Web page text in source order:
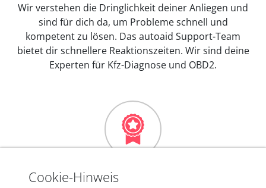
Wir verstehen die Dringlichkeit deiner Anliegen und
sind für dich da, um Probleme schnell und
kompetent zu lösen. Das autoaid Support-Team
bietet dir schnellere Reaktionszeiten. Wir sind deine
Experten für Kfz-Diagnose und OBD2.
Mehr als 10 Jahre Erfahrung
Cookie-Hinweis